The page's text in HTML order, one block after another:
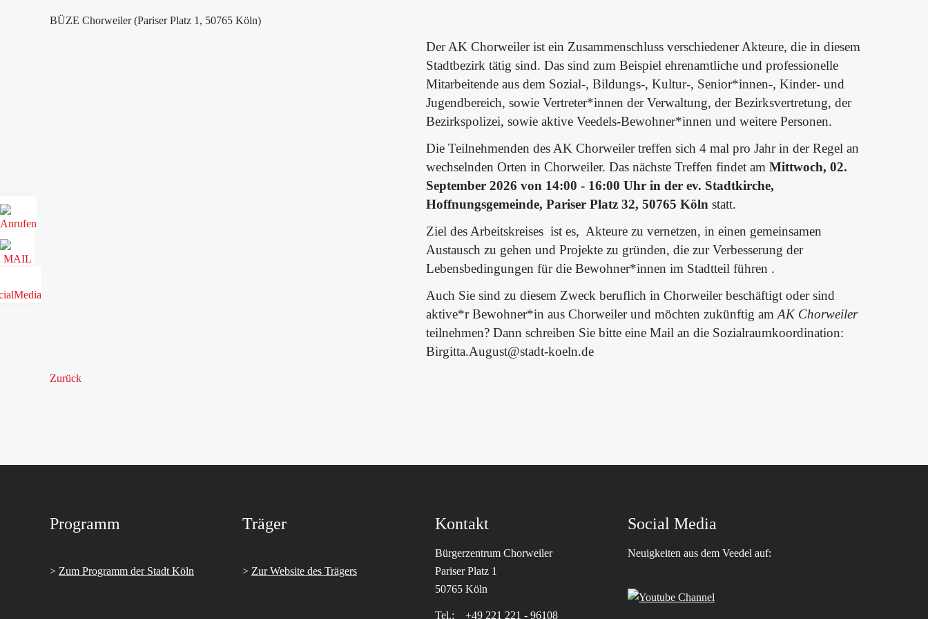
BÜZE Chorweiler (Pariser Platz 1, 50765 Köln)
Der AK Chorweiler ist ein Zusammenschluss verschiedener Akteure, die in diesem
Stadtbezirk tätig sind. Das sind zum Beispiel ehrenamtliche und professionelle
Mitarbeitende aus dem Sozial-, Bildungs-, Kultur-, Senior*innen-, Kinder- und
Jugendbereich, sowie Vertreter*innen der Verwaltung, der Bezirksvertretung, der
Bezirkspolizei, sowie aktive Veedels-Bewohner*innen und weitere Personen.
Die Teilnehmenden des AK Chorweiler treffen sich 4 mal pro Jahr in der Regel an
wechselnden Orten in Chorweiler. Das nächste Treffen findet amMittwoch, 02.
September 2026 von 14:00 - 16:00 Uhr in der ev. Stadtkirche,
Hoffnungsgemeinde, Pariser Platz 32, 50765 Köln statt.
Ziel des Arbeitskreises ist es, Akteure zu vernetzen, in einen gemeinsamen
Austausch zu gehen und Projekte zu gründen, die zur Verbesserung der
Lebensbedingungen für die Bewohner*innen im Stadtteil führen .
Auch Sie sind zu diesem Zweckberuflich in Chorweiler beschäftigt oder sind
aktive*rBewohner*in aus Chorweiler und möchten zukünftig amAK Chorweiler
teilnehmen? Dann schreiben Sie bitte eine Mail an die Sozialraumkoordination:
Birgitta.August@stadt-koeln.de
Zurück
Programm
> Zum Programm der Stadt Köln
Träger
> Zur Website des Trägers
Kontakt
Bürgerzentrum Chorweiler
Pariser Platz 1
50765 Köln
Tel.: +49 221 221 - 96108
Social Media
Neuigkeiten aus dem Veedel auf: